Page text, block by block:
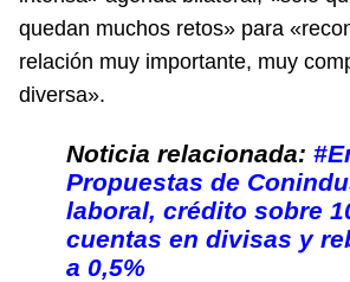
quedan muchos retos» para
relación muy importante, muy
diversa».
Noticia relacionada:
Propuestas de
laboral, crédito sobre
cuentas en divisas y
a 0,5%